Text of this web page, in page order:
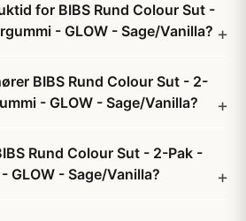
for BIBS Rund Colour Sut -
- GLOW - Sage/Vanilla?
BIBS Rund Colour Sut - 2-
- GLOW - Sage/Vanilla?
Rund Colour Sut - 2-Pak -
GLOW - Sage/Vanilla?